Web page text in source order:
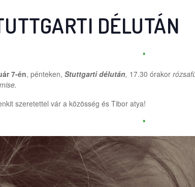
DÉLUTÁN
*
7-én, pénteken, Stuttgarti délután, 17.30 órakor
szeretettel vár a közösség és Tibor atya!
*